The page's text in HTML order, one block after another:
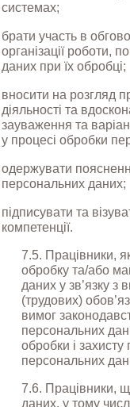
системах;
брати участь в
організації роботи,
даних при їх обробці;
вносити на розгляд
діяльності та
зауваження та
у процесі обробки
одержувати
персональних даних;
підписувати та
компетенції.
7.5. Працівники,
обробку та/або
даних у зв’язку з
(трудових)
вимог
персональних
обробки і
персональних
7.6. Працівники,
даних, у тому